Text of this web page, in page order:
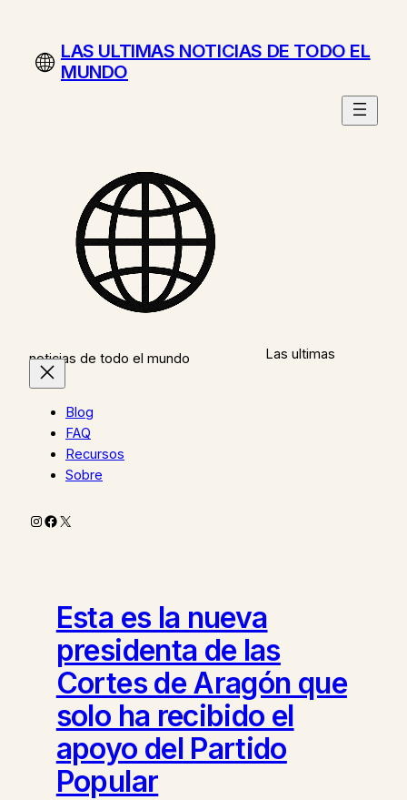
contenidoLAS ULTIMAS NOTICIAS DE TODO EL
MUNDO
Las ultimas
noticias de todo el mundo
Blog
FAQ
Recursos
Sobre
Instagram
Facebook
X
Esta es la nueva
presidenta de las
Cortes de Aragón que
solo ha recibido el
apoyo del Partido
Popular